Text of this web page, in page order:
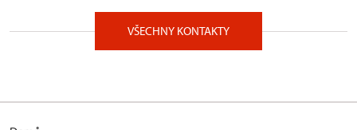
Prešovská 171/7, Plzeň 30100
VŠECHNY KONTAKTY